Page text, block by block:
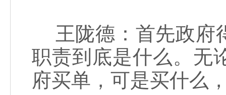
王陇德：首先政府
职责到底是什么。无
府买单，可是买什么